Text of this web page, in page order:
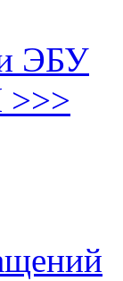
ЭБУ